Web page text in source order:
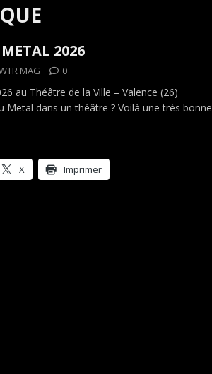
2026
MAG 0
au Théâtre de la Ville – Valence (26)
Metal dans un théâtre ? Voilà une très bonne
X Imprimer